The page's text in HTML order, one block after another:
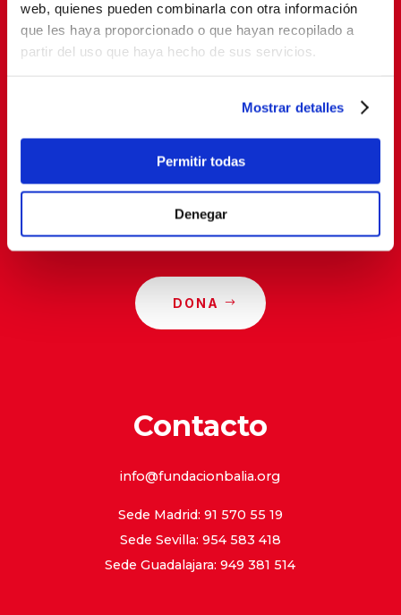
web, quienes pueden combinarla con otra información
que les haya proporcionado o que hayan recopilado a
partir del uso que haya hecho de sus servicios.
Mostrar detalles
Permitir todas
Denegar
SUSCRIBETE
Al suscribirte, estás aceptando nuestrapolítica de
DONA
Contacto
info@fundacionbalia.org
Sede Madrid: 91 570 55 19
Sede Sevilla: 954 583 418
Sede Guadalajara: 949 381 514